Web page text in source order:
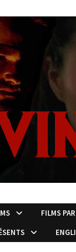
FILMS